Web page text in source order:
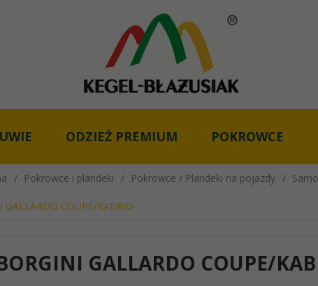
ODZIEŻ PREMIUM POKROWCE
Pokrowce i plandeki Pokrowce / Plandeki na pojazdy
GALLARDO COUPE/KABRIO
GALLARDO COUPE/